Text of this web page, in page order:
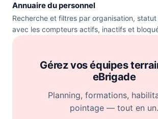
Annuaire du personnel
Recherche et filtres par organisation,
avec les compteurs actifs, inactifs et
Gérez vos équipes
eBrigade
Planning, formations,
pointage — tout en un.